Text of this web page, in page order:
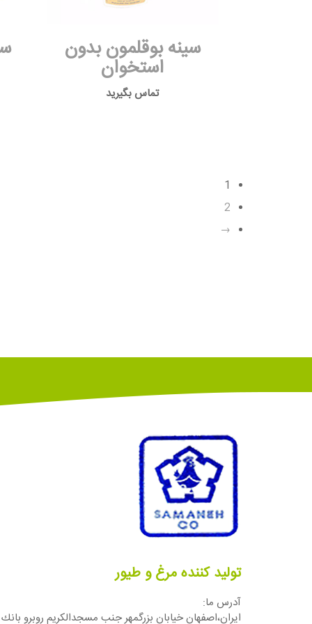
سینه بوقلمون بدون
استخوان
تماس بگیرید
1
2
→
تولید کننده مرغ و طیور
آدرس ما:
ایران،اصفهان خيابان بزرگمهر جنب مسجدالكريم روبرو بانك